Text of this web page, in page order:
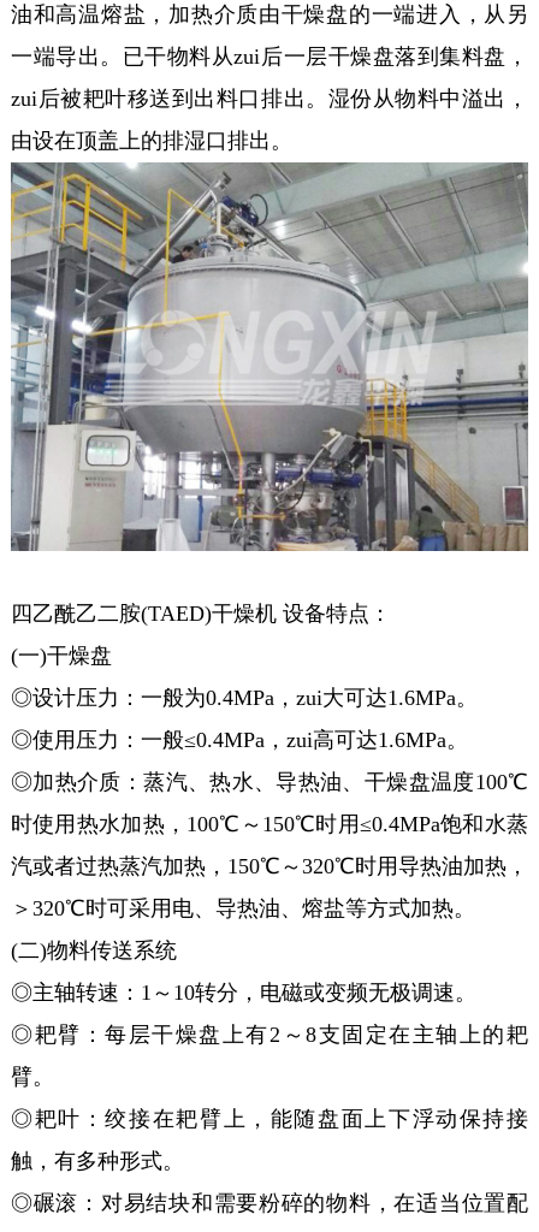
油和高温熔盐，加热介质由干燥盘的一端进入，从另
一端导出。已干物料从zui后一层干燥盘落到集料盘，
zui后被耙叶移送到出料口排出。湿份从物料中溢出，
由设在顶盖上的排湿口排出。
四乙酰乙二胺(TAED)干燥机 设备特点：
(一)干燥盘
◎设计压力：一般为0.4MPa，zui大可达1.6MPa。
◎使用压力：一般≤0.4MPa，zui高可达1.6MPa。
◎加热介质：蒸汽、热水、导热油、干燥盘温度100℃
时使用热水加热，100℃～150℃时用≤0.4MPa饱和水蒸
汽或者过热蒸汽加热，150℃～320℃时用导热油加热，
＞320℃时可采用电、导热油、熔盐等方式加热。
(二)物料传送系统
◎主轴转速：1～10转分，电磁或变频无极调速。
◎耙臂：每层干燥盘上有2～8支固定在主轴上的耙
臂。
◎耙叶：绞接在耙臂上，能随盘面上下浮动保持接
触，有多种形式。
◎碾滚：对易结块和需要粉碎的物料，在适当位置配